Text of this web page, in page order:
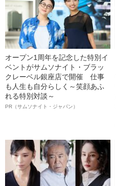
オープン1周年を記念した特別イ
ベントがサムソナイト・ブラッ
クレーベル銀座店で開催 仕事
も人生も自分らしく～笑顔あふ
れる特別対談～
PR（サムソナイト・ジャパン）